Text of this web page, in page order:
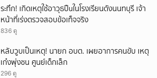
ระทึก! เกิดเหตุใช้อาวุธปืuในโรงเรียนดังนนทบุรี เจ้า
หน้าที่เร่งตรวจสอบข้อเท็จจริง
836 ดู
หลับวูบเป็นเหตุ! นายก อบต. เผยอาการคนขับ เหตุ
เก๋งพุ่งชน ศูนย์เด็กเล็ก
296 ดู